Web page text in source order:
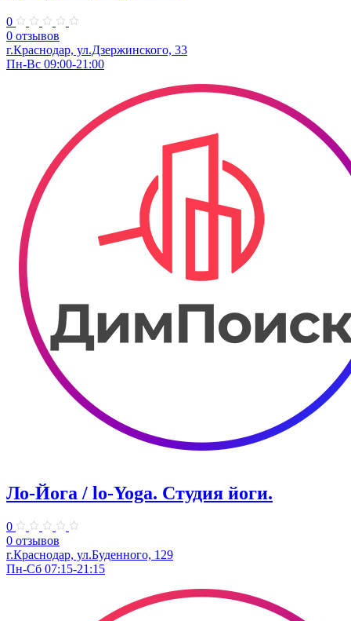
0
0 отзывов
г.Краснодар, ул.Дзержинского, 33
Пн-Вс 09:00-21:00
Ло-Йога / lo-Yoga. Студия йоги.
0
0 отзывов
г.Краснодар, ул.Буденного, 129
Пн-Сб 07:15-21:15